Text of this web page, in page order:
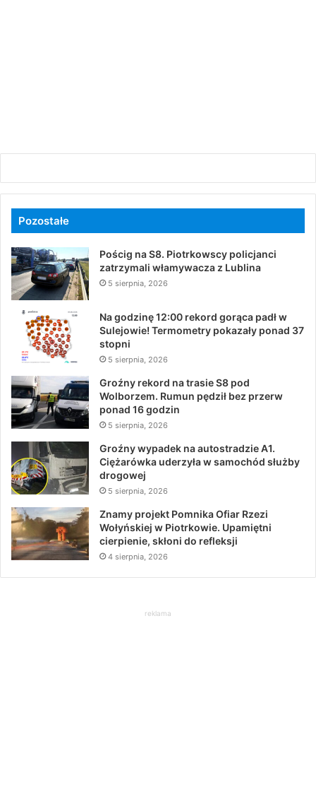
Pozostałe
Pościg na S8. Piotrkowscy policjanci
zatrzymali włamywacza z Lublina
5 sierpnia, 2026
Na godzinę 12:00 rekord gorąca padł w
Sulejowie! Termometry pokazały ponad 37
stopni
5 sierpnia, 2026
Groźny rekord na trasie S8 pod
Wolborzem. Rumun pędził bez przerw
ponad 16 godzin
5 sierpnia, 2026
Groźny wypadek na autostradzie A1.
Ciężarówka uderzyła w samochód służby
drogowej
5 sierpnia, 2026
Znamy projekt Pomnika Ofiar Rzezi
Wołyńskiej w Piotrkowie. Upamiętni
cierpienie, skłoni do refleksji
4 sierpnia, 2026
reklama